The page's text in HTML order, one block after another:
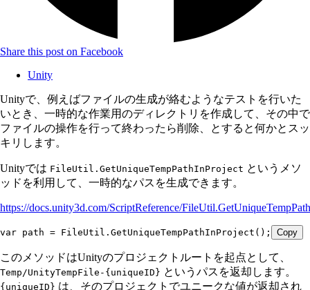
Share this post on Facebook
Unity
Unityで、例えばファイルの生成が絡むようなテストを行いた
いとき、一時的な作業用のディレクトリを作成して、その中で
ファイルの操作を行って終わったら削除、とすると何かとスッ
キリします。
Unityでは FileUtil.GetUniqueTempPathInProject というメソ
ッドを利用して、一時的なパスを生成できます。
https://docs.unity3d.com/ScriptReference/
var path = FileUtil . GetUniqueTempPathInProject (); Copy
このメソッドはUnityのプロジェクトルートを起点として、
Temp/UnityTempFile-{uniqueID} というパスを返却します。
{uniqueID} は、そのプロジェクトでユニークな値が返却され